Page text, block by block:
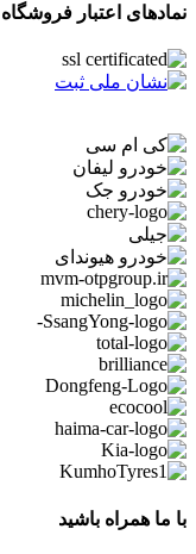
نمادهای اعتبار فروشگاه
با ما همراه باشید